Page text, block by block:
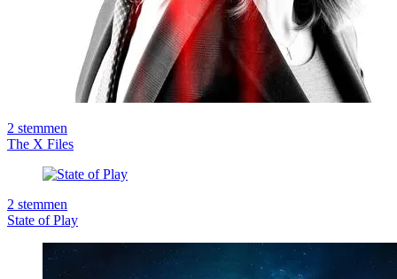
2 stemmen
The X Files
2 stemmen
State of Play